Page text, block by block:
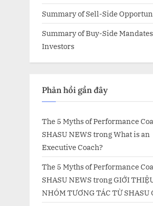
Summary of Sell-Side
Summary of Buy-Side
Investors
Phản hồi gần đây
The 5 Myths of Performance
SHASU NEWS trongWhat is an
Executive Coach?
The 5 Myths of Performance
SHASU NEWS trongGIỚI
NHÓM TƯƠNG TÁC TỪ SHASU